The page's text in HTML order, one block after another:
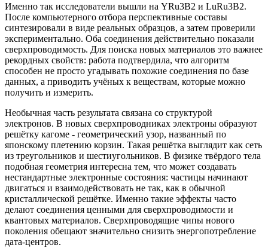
Именно так исследователи вышли на YRu3B2 и LuRu3B2.
После компьютерного отбора перспективные составы
синтезировали в виде реальных образцов, а затем проверили
экспериментально. Оба соединения действительно показали
сверхпроводимость. Для поиска новых материалов это важнее
рекордных свойств: работа подтвердила, что алгоритм
способен не просто угадывать похожие соединения по базе
данных, а приводить учёных к веществам, которые можно
получить и измерить.
Необычная часть результата связана со структурой
электронов. В новых сверхпроводниках электроны образуют
решётку кагоме - геометрический узор, названный по
японскому плетению корзин. Такая решётка выглядит как сеть
из треугольников и шестиугольников. В физике твёрдого тела
подобная геометрия интересна тем, что может создавать
нестандартные электронные состояния: частицы начинают
двигаться и взаимодействовать не так, как в обычной
кристаллической решётке. Именно такие эффекты часто
делают соединения ценными для сверхпроводимости и
квантовых материалов. Сверхпроводящие чипы нового
поколения обещают значительно снизить энергопотребление
дата-центров.